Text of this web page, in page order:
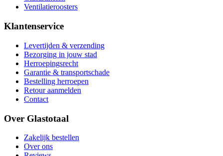
Ventilatieroosters
Klantenservice
Levertijden & verzending
Bezorging in jouw stad
Herroepingsrecht
Garantie & transportschade
Bestelling herroepen
Retour aanmelden
Contact
Over Glastotaal
Zakelijk bestellen
Over ons